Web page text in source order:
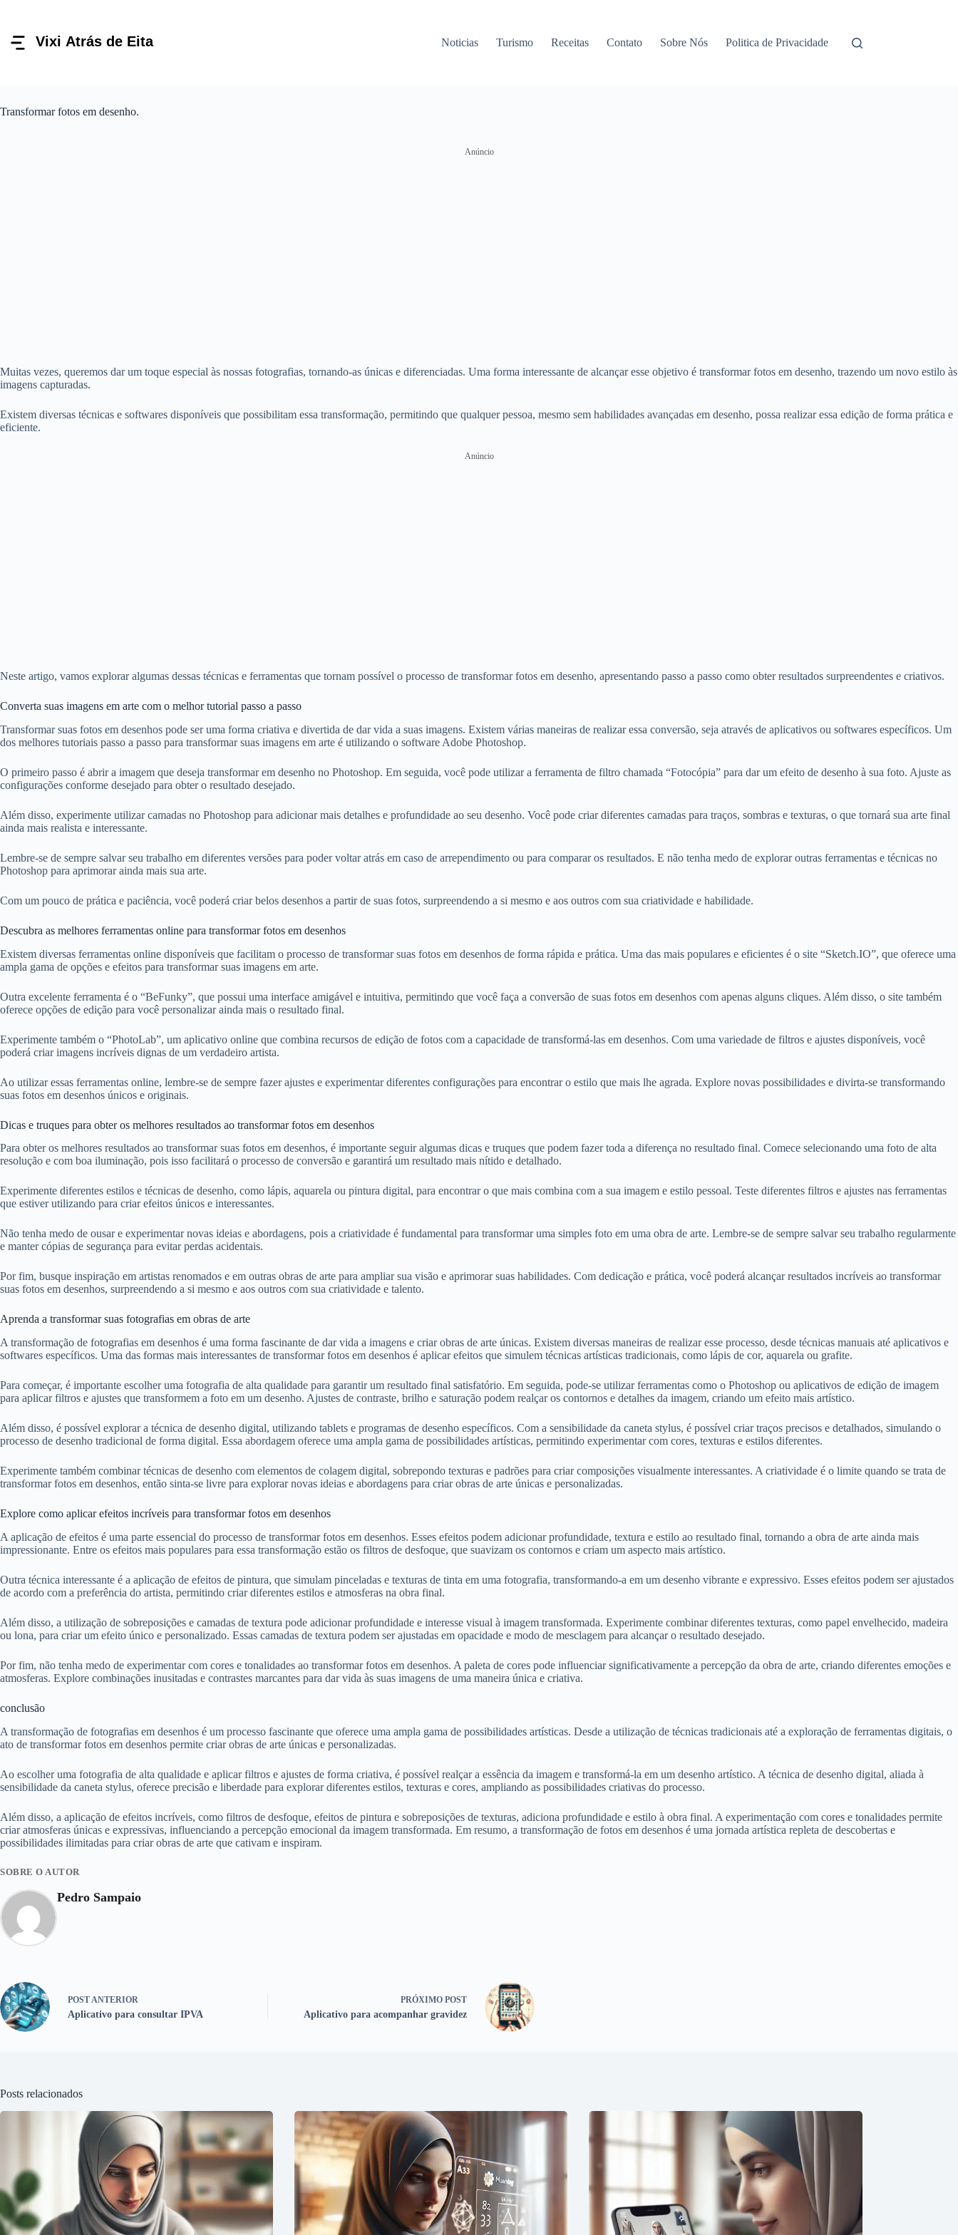
conteúdo
Noticias Turismo Receitas Contato Sobre Nós Politica de Privacidade
Transformar fotos em desenho.
Anúncio
Muitas vezes, queremos dar um toque especial às nossas fotografias, tornando-as únicas e diferenciadas. Uma forma interessante de alcançar esse objetivo é transformar fotos em desenho, trazendo um novo estilo às
imagens capturadas.
Existem diversas técnicas e softwares disponíveis que possibilitam essa transformação, permitindo que qualquer pessoa, mesmo sem habilidades avançadas em desenho, possa realizar essa edição de forma prática e
eficiente.
Anúncio
Neste artigo, vamos explorar algumas dessas técnicas e ferramentas que tornam possível o processo de transformar fotos em desenho, apresentando passo a passo como obter resultados surpreendentes e criativos.
Converta suas imagens em arte com o melhor tutorial passo a passo
Transformar suas fotos em desenhos pode ser uma forma criativa e divertida de dar vida a suas imagens. Existem várias maneiras de realizar essa conversão, seja através de aplicativos ou softwares específicos. Um
dos melhores tutoriais passo a passo para transformar suas imagens em arte é utilizando o software Adobe Photoshop.
O primeiro passo é abrir a imagem que deseja transformar em desenho no Photoshop. Em seguida, você pode utilizar a ferramenta de filtro chamada “Fotocópia” para dar um efeito de desenho à sua foto. Ajuste as
configurações conforme desejado para obter o resultado desejado.
Além disso, experimente utilizar camadas no Photoshop para adicionar mais detalhes e profundidade ao seu desenho. Você pode criar diferentes camadas para traços, sombras e texturas, o que tornará sua arte final
ainda mais realista e interessante.
Lembre-se de sempre salvar seu trabalho em diferentes versões para poder voltar atrás em caso de arrependimento ou para comparar os resultados. E não tenha medo de explorar outras ferramentas e técnicas no
Photoshop para aprimorar ainda mais sua arte.
Com um pouco de prática e paciência, você poderá criar belos desenhos a partir de suas fotos, surpreendendo a si mesmo e aos outros com sua criatividade e habilidade.
Descubra as melhores ferramentas online para transformar fotos em desenhos
Existem diversas ferramentas online disponíveis que facilitam o processo de transformar suas fotos em desenhos de forma rápida e prática. Uma das mais populares e eficientes é o site “Sketch.IO”, que oferece uma
ampla gama de opções e efeitos para transformar suas imagens em arte.
Outra excelente ferramenta é o “BeFunky”, que possui uma interface amigável e intuitiva, permitindo que você faça a conversão de suas fotos em desenhos com apenas alguns cliques. Além disso, o site também
oferece opções de edição para você personalizar ainda mais o resultado final.
Experimente também o “PhotoLab”, um aplicativo online que combina recursos de edição de fotos com a capacidade de transformá-las em desenhos. Com uma variedade de filtros e ajustes disponíveis, você
poderá criar imagens incríveis dignas de um verdadeiro artista.
Ao utilizar essas ferramentas online, lembre-se de sempre fazer ajustes e experimentar diferentes configurações para encontrar o estilo que mais lhe agrada. Explore novas possibilidades e divirta-se transformando
suas fotos em desenhos únicos e originais.
Dicas e truques para obter os melhores resultados ao transformar fotos em desenhos
Para obter os melhores resultados ao transformar suas fotos em desenhos, é importante seguir algumas dicas e truques que podem fazer toda a diferença no resultado final. Comece selecionando uma foto de alta
resolução e com boa iluminação, pois isso facilitará o processo de conversão e garantirá um resultado mais nítido e detalhado.
Experimente diferentes estilos e técnicas de desenho, como lápis, aquarela ou pintura digital, para encontrar o que mais combina com a sua imagem e estilo pessoal. Teste diferentes filtros e ajustes nas ferramentas
que estiver utilizando para criar efeitos únicos e interessantes.
Não tenha medo de ousar e experimentar novas ideias e abordagens, pois a criatividade é fundamental para transformar uma simples foto em uma obra de arte. Lembre-se de sempre salvar seu trabalho regularmente
e manter cópias de segurança para evitar perdas acidentais.
Por fim, busque inspiração em artistas renomados e em outras obras de arte para ampliar sua visão e aprimorar suas habilidades. Com dedicação e prática, você poderá alcançar resultados incríveis ao transformar
suas fotos em desenhos, surpreendendo a si mesmo e aos outros com sua criatividade e talento.
Aprenda a transformar suas fotografias em obras de arte
A transformação de fotografias em desenhos é uma forma fascinante de dar vida a imagens e criar obras de arte únicas. Existem diversas maneiras de realizar esse processo, desde técnicas manuais até aplicativos e
softwares específicos. Uma das formas mais interessantes de transformar fotos em desenhos é aplicar efeitos que simulem técnicas artísticas tradicionais, como lápis de cor, aquarela ou grafite.
Para começar, é importante escolher uma fotografia de alta qualidade para garantir um resultado final satisfatório. Em seguida, pode-se utilizar ferramentas como o Photoshop ou aplicativos de edição de imagem
para aplicar filtros e ajustes que transformem a foto em um desenho. Ajustes de contraste, brilho e saturação podem realçar os contornos e detalhes da imagem, criando um efeito mais artístico.
Além disso, é possível explorar a técnica de desenho digital, utilizando tablets e programas de desenho específicos. Com a sensibilidade da caneta stylus, é possível criar traços precisos e detalhados, simulando o
processo de desenho tradicional de forma digital. Essa abordagem oferece uma ampla gama de possibilidades artísticas, permitindo experimentar com cores, texturas e estilos diferentes.
Experimente também combinar técnicas de desenho com elementos de colagem digital, sobrepondo texturas e padrões para criar composições visualmente interessantes. A criatividade é o limite quando se trata de
transformar fotos em desenhos, então sinta-se livre para explorar novas ideias e abordagens para criar obras de arte únicas e personalizadas.
Explore como aplicar efeitos incríveis para transformar fotos em desenhos
A aplicação de efeitos é uma parte essencial do processo de transformar fotos em desenhos. Esses efeitos podem adicionar profundidade, textura e estilo ao resultado final, tornando a obra de arte ainda mais
impressionante. Entre os efeitos mais populares para essa transformação estão os filtros de desfoque, que suavizam os contornos e criam um aspecto mais artístico.
Outra técnica interessante é a aplicação de efeitos de pintura, que simulam pinceladas e texturas de tinta em uma fotografia, transformando-a em um desenho vibrante e expressivo. Esses efeitos podem ser ajustados
de acordo com a preferência do artista, permitindo criar diferentes estilos e atmosferas na obra final.
Além disso, a utilização de sobreposições e camadas de textura pode adicionar profundidade e interesse visual à imagem transformada. Experimente combinar diferentes texturas, como papel envelhecido, madeira
ou lona, para criar um efeito único e personalizado. Essas camadas de textura podem ser ajustadas em opacidade e modo de mesclagem para alcançar o resultado desejado.
Por fim, não tenha medo de experimentar com cores e tonalidades ao transformar fotos em desenhos. A paleta de cores pode influenciar significativamente a percepção da obra de arte, criando diferentes emoções e
atmosferas. Explore combinações inusitadas e contrastes marcantes para dar vida às suas imagens de uma maneira única e criativa.
conclusão
A transformação de fotografias em desenhos é um processo fascinante que oferece uma ampla gama de possibilidades artísticas. Desde a utilização de técnicas tradicionais até a exploração de ferramentas digitais, o
ato de transformar fotos em desenhos permite criar obras de arte únicas e personalizadas.
Ao escolher uma fotografia de alta qualidade e aplicar filtros e ajustes de forma criativa, é possível realçar a essência da imagem e transformá-la em um desenho artístico. A técnica de desenho digital, aliada à
sensibilidade da caneta stylus, oferece precisão e liberdade para explorar diferentes estilos, texturas e cores, ampliando as possibilidades criativas do processo.
Além disso, a aplicação de efeitos incríveis, como filtros de desfoque, efeitos de pintura e sobreposições de texturas, adiciona profundidade e estilo à obra final. A experimentação com cores e tonalidades permite
criar atmosferas únicas e expressivas, influenciando a percepção emocional da imagem transformada. Em resumo, a transformação de fotos em desenhos é uma jornada artística repleta de descobertas e
possibilidades ilimitadas para criar obras de arte que cativam e inspiram.
SOBRE O AUTOR
Pedro Sampaio
POSTANTERIOR
Aplicativo para consultar IPVA
PRÓXIMO POST
Aplicativo para acompanhar gravidez
Posts relacionados